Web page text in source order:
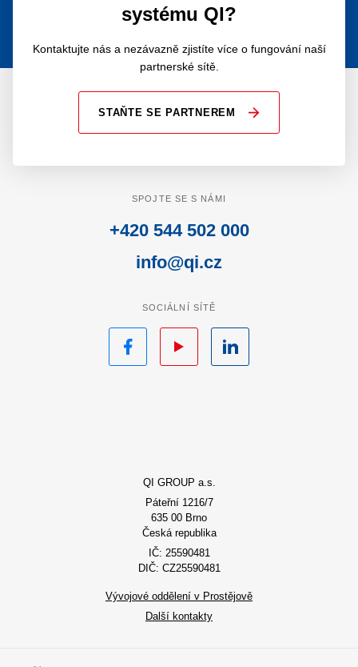
systému QI?
Kontaktujte nás a nezávazně zjistíte více o fungování naší
partnerské sítě.
STAŇTE SE PARTNEREM
QI GROUP a.s.
Páteřní 1216/7
635 00 Brno
Česká republika
IČ: 25590481
DIČ: CZ25590481
Vývojové oddělení v Prostějově
Další kontakty
SPOJTE SE S NÁMI
+420 544 502 000
info@qi.cz
SOCIÁLNÍ SÍTĚ
Facebook